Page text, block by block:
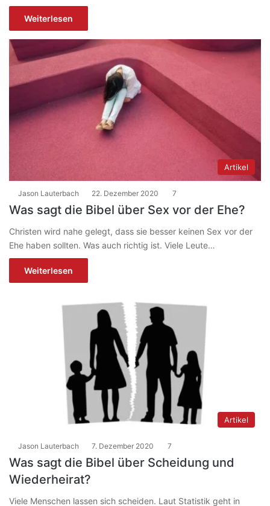
Weiterlesen
Artikel
Jason Lauterbach 22. Dezember 2020 7
Was sagt die Bibel über Sex vor der Ehe?
Christen wird nahe gelegt, dass sie besser keinen Sex vor der
Ehe haben sollten. Was auch richtig ist. Viele Leute…
Weiterlesen
Artikel
Jason Lauterbach 7. Dezember 2020 7
Was sagt die Bibel über Scheidung und
Wiederheirat?
Viele Menschen lassen sich scheiden. Laut Statistik geht in